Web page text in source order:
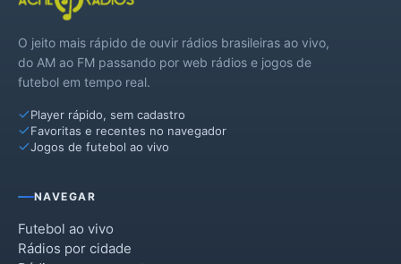
O jeito mais rápido de ouvir rádios brasileiras ao vivo,
do AM ao FM passando por web rádios e jogos de
futebol em tempo real.
Player rápido, sem cadastro
Favoritas e recentes no navegador
Jogos de futebol ao vivo
NAVEGAR
Futebol ao vivo
Rádios por cidade